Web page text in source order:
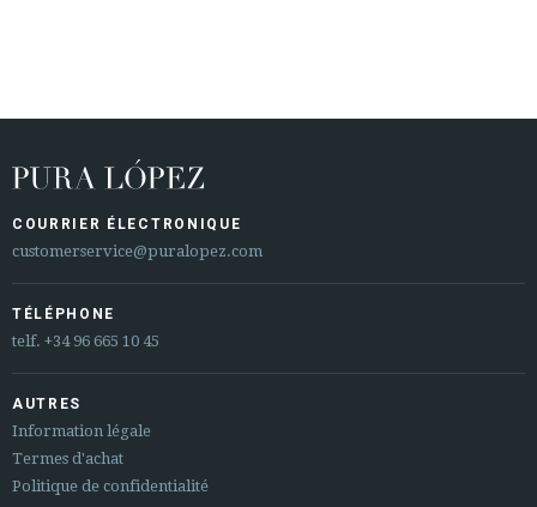
COURRIER ÉLECTRONIQUE
customerservice@puralopez.com
TÉLÉPHONE
telf. +34 96 665 10 45
AUTRES
Information légale
Termes d'achat
Politique de confidentialité